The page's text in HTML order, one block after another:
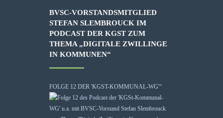
BVSC-VORSTANDSMITGLIED
STEFAN SLEMBROUCK IM
PODCAST DER KGST ZUM
THEMA „DIGITALE ZWILLINGE
IN KOMMUNEN“
FOLGE 12 DER 'KGST-KOMMUNAL-WG'“